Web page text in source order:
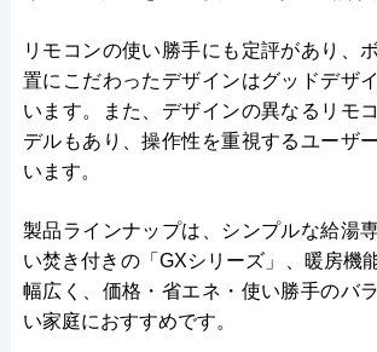
リモコンの使い勝手にも定評があり、
置にこだわったデザインはグッドデザ
います。また、デザインの異なるリモ
デルもあり、操作性を重視するユーザ
います。
製品ラインナップは、シンプルな給湯
い焚き付きの「GXシリーズ」、暖房機
幅広く、価格・省エネ・使い勝手のバ
い家庭におすすめです。